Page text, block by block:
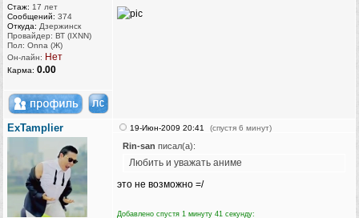
Стаж: 17 лет
Сообщений: 374
Откуда: Дзержинск
Провайдер: ВТ (IXNN)
Пол: Onna (Ж)
Он-лайн: Нет
Карма: 0.00
ExTamplier 19-Июн-2009 20:41 (спустя 6 минут)
Rin-san писал(а):
Любить и уважать аниме
это не возможно =/
Добавлено спустя 1 минуту 41 секунду: